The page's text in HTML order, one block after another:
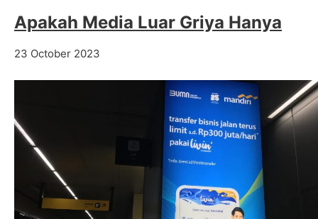
Apakah Media Luar Griya Hanya
23 October 2023